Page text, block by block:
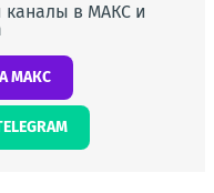
в МАКС и
МАКС